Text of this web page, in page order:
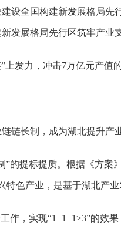
设全国构建新发展格局先
发展格局先行区筑牢产业
上发力，冲击7万亿元产值
链长制，成为湖北提升产
”的提标提质。根据《方
色产业，是基于湖北产业
作，实现“1+1+1>3”的效